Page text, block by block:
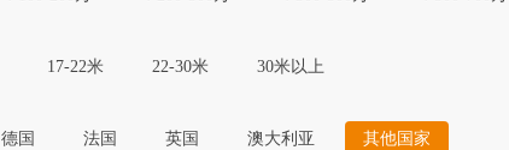
17-22米 22-30米 30米以上
德国 法国 英国 澳大利亚 其他国家